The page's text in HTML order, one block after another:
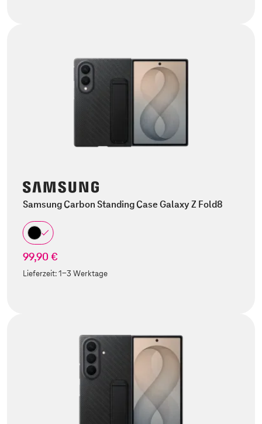
Samsung Carbon Standing Case Galaxy Z Fold8
99,90 €
Lieferzeit:1-3 Werktage